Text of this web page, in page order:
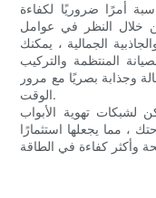
أمرًا ضروريًا لكفاءة
خلال النظر في عوامل
الجمالية ، يمكنك
المنتظمة والتركيب
وجذابة بصريًا مع مرور
الوقت.
لشبكات تهوية الأبواب
، مما يجعلها استثمارًا